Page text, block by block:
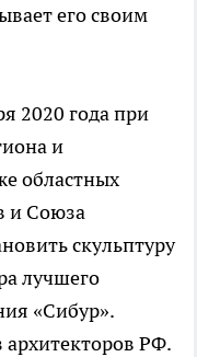
его своим
2020 года при
и
областных
и Союза
скульптуру
лучшего
«Сибур».
архитекторов РФ.